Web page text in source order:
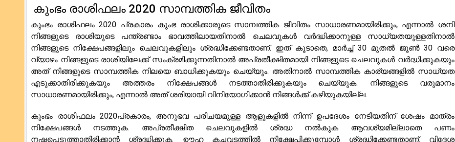
കുംഭം രാശിഫലം 2020 സാമ്പത്തിക ജീവിതം
കുംഭം രാശിഫലം 2020 പ്രകാരം കുംഭ രാശിക്കാരുടെ സാമ്പത്തിക ജീവിതം സാധാരണമായിരിക്കും, എന്നാൽ ശനി
നിങ്ങളുടെ രാശിയുടെ പന്ത്രണ്ടാം ഭാവത്തിലായതിനാൽ ചെലവുകൾ വർദ്ധിക്കാനുള്ള സാധ്യതയുള്ളതിനാൽ
നിങ്ങളുടെ നിക്ഷേപങ്ങളിലും ചെലവുകളിലും ശ്രദ്ധിക്കേണ്ടതാണ്. ഇത് കൂടാതെ, മാർച്ച് 30 മുതൽ ജൂൺ 30 വരെ
വ്യാഴം നിങ്ങളുടെ രാശിയിലേക്ക് സംക്രമിക്കുന്നതിനാൽ അപ്രതീക്ഷിതമായി നിങ്ങളുടെ ചെലവുകൾ വർദ്ധിക്കുകയും
അത് നിങ്ങളുടെ സാമ്പത്തിക നിലയെ ബാധിക്കുകയും ചെയ്യും. അതിനാൽ സാമ്പത്തിക കാര്യങ്ങളിൽ സാധ്യത
എടുക്കാതിരിക്കുകയും അത്തരം നിക്ഷേപങ്ങൾ നടത്താതിരിക്കുകയും ചെയ്യുക. നിങ്ങളുടെ വരുമാനം
സാധാരണമായിരിക്കും, എന്നാൽ അത് ശരിയായി വിനിയോഗിക്കാൻ നിങ്ങൾക്ക് കഴിയുകയില്ല.
കുംഭം രാശിഫലം 2020പ്രകാരം, അനുഭവ പരിചയമുള്ള ആളുകളിൽ നിന്ന് ഉപദേശം നേടിയതിന് ശേഷം മാത്രം
നിക്ഷേപങ്ങൾ നടത്തുക. അപ്രതീക്ഷിത ചെലവുകളിൽ ശ്രദ്ധ നൽകുക ആവശ്യമില്ലാതെ പണം
നഷ്ടപെടുത്താതിരിക്കാൻ ശ്രദ്ധിക്കുക. ഊഹ കച്ചവടത്തിൽ നിക്ഷേപിക്കുമ്പോൾ ശ്രദ്ധിക്കേണ്ടതാണ്. വിദേശ